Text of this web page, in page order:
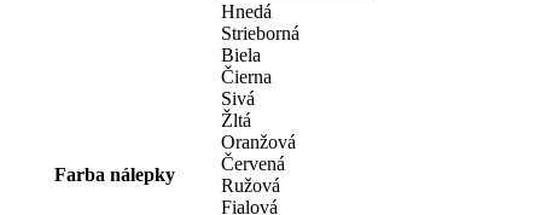
Farba nálepky
Hnedá
Strieborná
Biela
Čierna
Sivá
Žltá
Oranžová
Červená
Ružová
Fialová